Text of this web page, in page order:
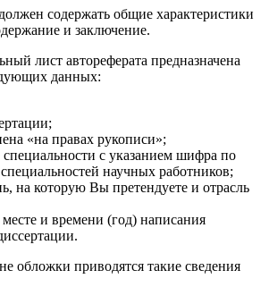
содержать общие характеристики
и заключение.
лист автореферата предназначена
данных:
«на правах рукописи»;
с указанием шифра по
научных работников;
на которую Вы претендуете и отрасль
и времени (год) написания
обложки приводятся такие сведения